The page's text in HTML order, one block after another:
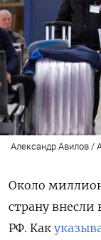
Александр Авилов /
Около
страну
РФ. Как